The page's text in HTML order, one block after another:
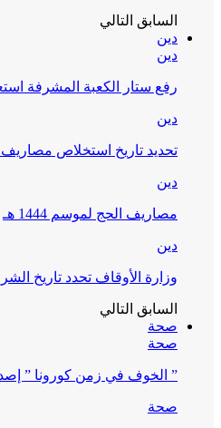
السابق التالي
دين
دين
رفع ستار الكعبة المشرفة
دين
تحديد تاريخ استخلاص مصاريف
دين
مصاريف الحج لموسم 1444 هـ
دين
وزارة الأوقاف تحدد تاريخ
السابق التالي
صحة
صحة
” الخوف في زمن كورونا ”
صحة